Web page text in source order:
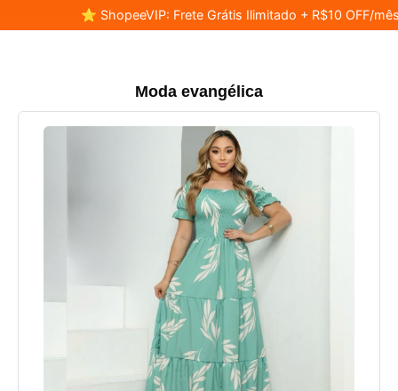
⭐ ShopeeVIP: Frete Grátis Ilimitado + R$10 OFF/
Moda evangélica